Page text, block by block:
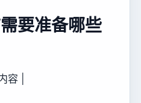
要准备哪些
容 |